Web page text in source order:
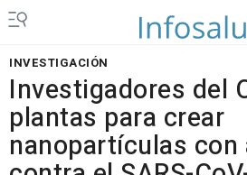
INVESTIGACIÓN
Investigadores del
plantas para crear
nanopartículas